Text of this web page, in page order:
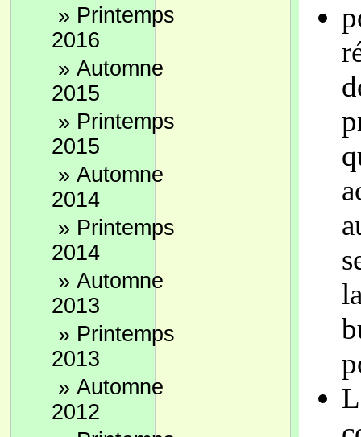
» Printemps
2016
» Automne
2015
» Printemps
2015
» Automne
2014
» Printemps
2014
» Automne
2013
» Printemps
2013
» Automne
2012